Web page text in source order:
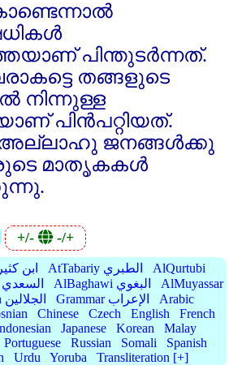
പിന്തുടര്‍ന്നത്‌.
തങ്ങളുടെ
നിന്നുള്ള
പിന്‍പറ്റിയത്‌.
അല്ലാഹു ജനങ്ങള്‍ക്കു
മാതൃകകള്‍
+/- -/+
IbnKathir ابن كثير AtTabariy الطبري
AlQurtubi
AsSaadiyy السعدي AlBaghawi البغوي
AlMuyassar
AlJalalain الجلالين Grammar الإعراب
Arabic
Chinese Czech English
French
Japanese Korean
Malay
Portuguese Russian Somali
Spanish
Urdu Yoruba Transliteration [+]